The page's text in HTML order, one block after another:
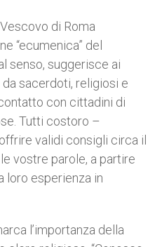
di Roma
“ecumenica” del
senso, suggerisce ai
sacerdoti, religiosi e
con cittadini di
Tutti costoro –
validi consigli circa il
vostre parole, a partire
loro esperienza in
l’importanza della